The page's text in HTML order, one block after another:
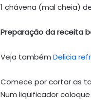
1 chávena (mal cheia)
Preparação da receita
Veja também Delicia
Comece por cortar as
Num liquificador